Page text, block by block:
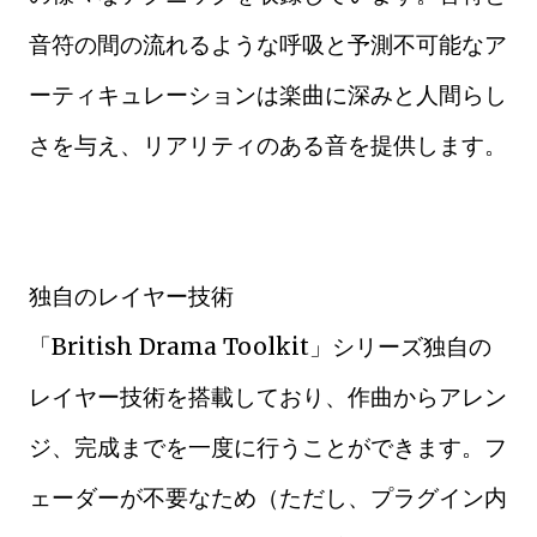
音符の間の流れるような呼吸と予測不可能なア
ーティキュレーションは楽曲に深みと人間らし
さを与え、リアリティのある音を提供します。
独自のレイヤー技術
「British Drama Toolkit」シリーズ独自の
レイヤー技術を搭載しており、作曲からアレン
ジ、完成までを一度に行うことができます。フ
ェーダーが不要なため（ただし、プラグイン内